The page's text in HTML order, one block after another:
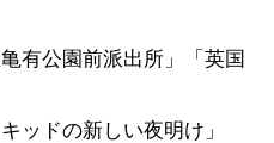
公園前派出所」「英国
ドの新しい夜明け」